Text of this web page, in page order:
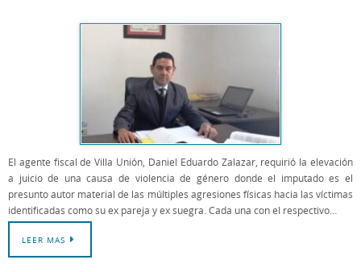
El agente fiscal de Villa Unión, Daniel Eduardo Zalazar, requirió la elevación
a juicio de una causa de violencia de género donde el imputado es el
presunto autor material de las múltiples agresiones físicas hacia las víctimas
identificadas como su ex pareja y ex suegra. Cada una con el respectivo…
LEER MAS